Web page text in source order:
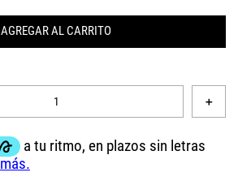
AGREGAR AL CARRITO
＋